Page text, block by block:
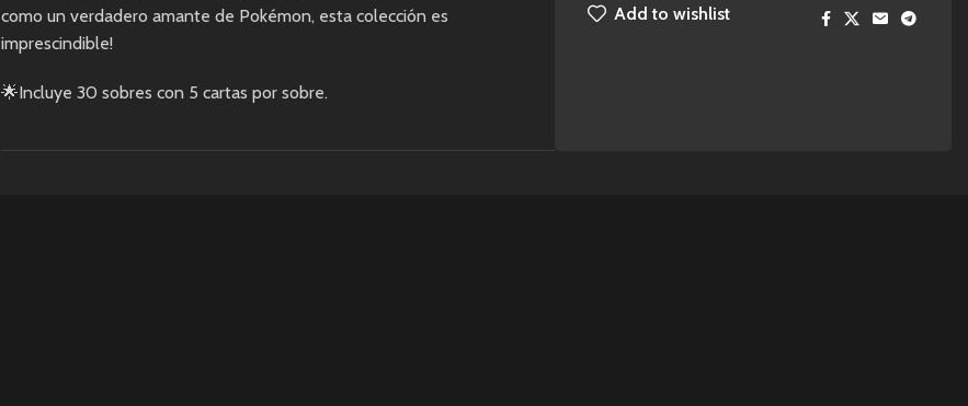
como un verdadero amante de Pokémon, esta colección es
imprescindible!
🌟Incluye 30 sobres con 5 cartas por sobre.
Add to wishlist